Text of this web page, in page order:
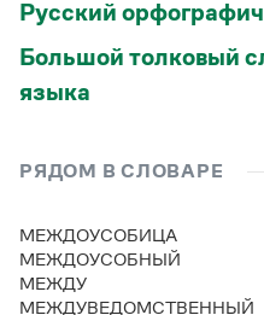
Журнал
Новости и события
Монологи
Рекомендуем
Учебник Грамоты
Русский
Большой толковый
языка
РЯДОМ В СЛОВАРЕ
МЕЖДОУСОБИЦА
МЕЖДОУСОБНЫЙ
МЕЖДУ
МЕЖДУВЕДОМСТВЕННЫЙ